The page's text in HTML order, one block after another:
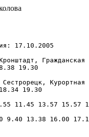
17.10.2005
19.30
19.30
11.45 13.57 15.57
9.40 13.38 16.00